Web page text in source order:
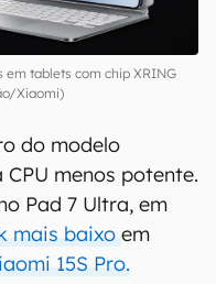
tablets com chip XRING
Xiaomi)
do modelo
menos potente.
Pad 7 Ultra, em
mais baixo em
15S Pro.